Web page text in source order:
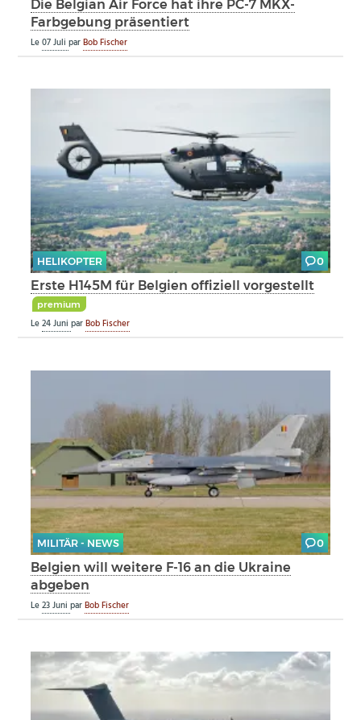
Die Belgian Air Force hat ihre PC-7 MKX-
Farbgebung präsentiert
Le07 JuliparBob Fischer
HELIKOPTER 0
Erste H145M für Belgien offiziell vorgestellt
premium
Le24 JuniparBob Fischer
MILITÄR - NEWS 0
Belgien will weitere F-16 an die Ukraine
abgeben
Le23 JuniparBob Fischer